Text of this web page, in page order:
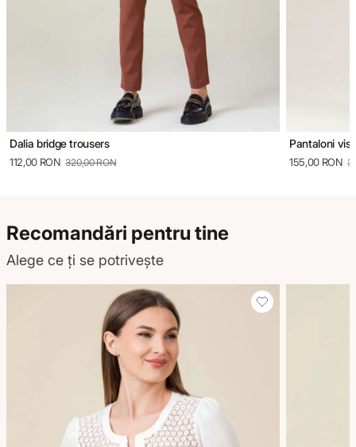
Dalia bridge trousers
112,00 RON 320,00 RON
Pantaloni
155,00 RON
Recomandări pentru tine
Alege ce ți se potrivește